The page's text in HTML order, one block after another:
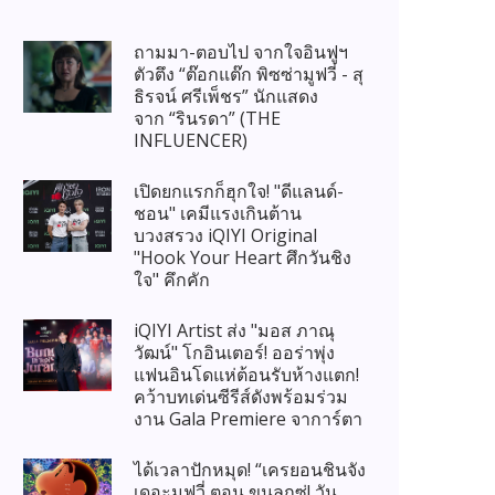
ถามมา-ตอบไป จากใจอินฟูฯ
ตัวตึง “ต๊อกแต๊ก พิซซ่ามูฟวี่ - สุ
ธิรจน์ ศรีเพ็ชร” นักแสดง
จาก “รินรดา” (THE
INFLUENCER)
เปิดยกแรกก็ฮุกใจ! "ดีแลนด์-
ชอน" เคมีแรงเกินต้าน
บวงสรวง iQIYI Original
"Hook Your Heart ศึกวันชิง
ใจ" คึกคัก
iQIYI Artist ส่ง "มอส ภาณุ
วัฒน์" โกอินเตอร์! ออร่าพุ่ง
แฟนอินโดแห่ต้อนรับห้างแตก!
คว้าบทเด่นซีรีส์ดังพร้อมร่วม
งาน Gala Premiere จาการ์ตา
ได้เวลาปักหมุด! “เครยอนชินจัง